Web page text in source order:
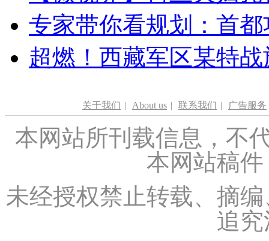
专家带你看规划：首
超燃！西藏军区某特
关于我们 | About us | 联系我们 | 广告服务
本网站所刊载信息，不
本网站稿
未经授权禁止转载、摘
追